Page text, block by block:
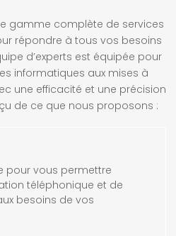
gamme complète de services
répondre à tous vos besoins
d’experts est équipée pour
informatiques aux mises à
une efficacité et une précision
de ce que nous proposons :
pour vous permettre
téléphonique et de
besoins de vos